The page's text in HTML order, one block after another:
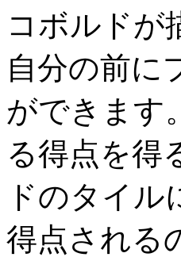
コボルドが
自分の前に
ができます
る得点を得
ドのタイ
得点される